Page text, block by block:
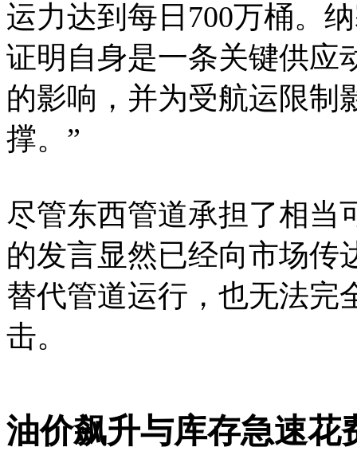
运力达到每日700万桶。
证明自身是一条关键供应
的影响，并为受航运限制
撑。”
尽管东西管道承担了相当
的发言显然已经向市场
替代管道运行，也无法完
击。
油价飙升与库存急速花